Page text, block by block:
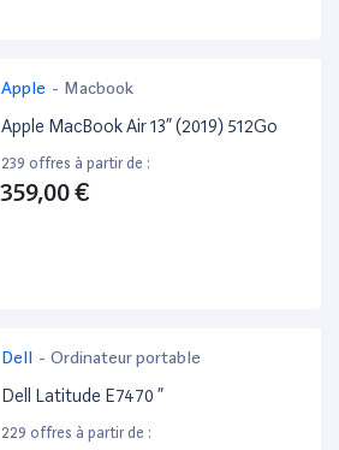
Apple - Macbook
Apple MacBook Air 13” (2019) 512Go
239 offres à partir de :
359,00 €
Dell - Ordinateur portable
Dell Latitude E7470 ”
229 offres à partir de :